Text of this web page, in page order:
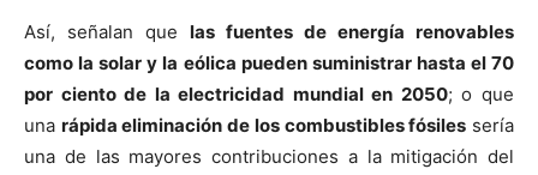
Así, señalan que las fuentes de energía renovables
como la solar y la eólica pueden suministrar hasta el 70
por ciento de la electricidad mundial en 2050; o que
una rápida eliminación de los combustibles fósiles sería
una de las mayores contribuciones a la mitigación del